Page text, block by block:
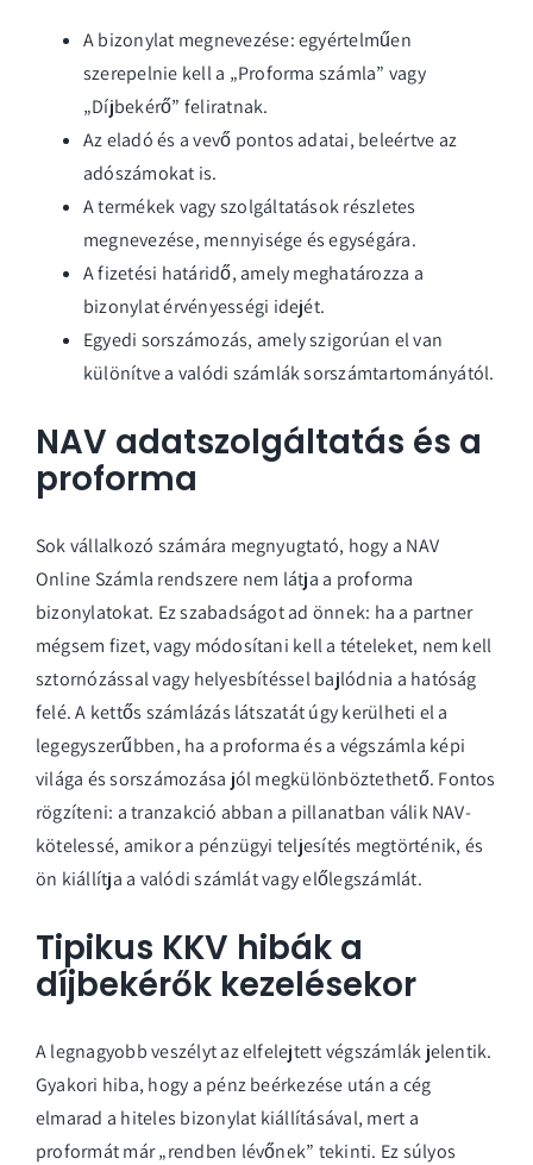
A bizonylat megnevezése: egyértelműen
szerepelnie kell a „Proforma számla” vagy
„Díjbekérő” feliratnak.
Az eladó és a vevő pontos adatai, beleértve az
adószámokat is.
A termékek vagy szolgáltatások részletes
megnevezése, mennyisége és egységára.
A fizetési határidő, amely meghatározza a
bizonylat érvényességi idejét.
Egyedi sorszámozás, amely szigorúan el van
különítve a valódi számlák sorszámtartományától.
NAV adatszolgáltatás és a
proforma
Sok vállalkozó számára megnyugtató, hogy a NAV
Online Számla rendszere nem látja a proforma
bizonylatokat. Ez szabadságot ad önnek: ha a partner
mégsem fizet, vagy módosítani kell a tételeket, nem kell
sztornózással vagy helyesbítéssel bajlódnia a hatóság
felé. A kettős számlázás látszatát úgy kerülheti el a
legegyszerűbben, ha a proforma és a végszámla képi
világa és sorszámozása jól megkülönböztethető. Fontos
rögzíteni: a tranzakció abban a pillanatban válik NAV-
kötelessé, amikor a pénzügyi teljesítés megtörténik, és
ön kiállítja a valódi számlát vagy előlegszámlát.
Tipikus KKV hibák a
díjbekérők kezelésekor
A legnagyobb veszélyt az elfelejtett végszámlák jelentik.
Gyakori hiba, hogy a pénz beérkezése után a cég
elmarad a hiteles bizonylat kiállításával, mert a
proformát már „rendben lévőnek” tekinti. Ez súlyos